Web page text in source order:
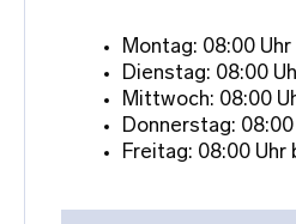
Montag: 08:00
Dienstag: 08:00
Mittwoch: 08:00
Donnerstag:
Freitag: 08:00 Uhr